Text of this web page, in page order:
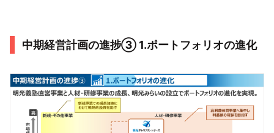
中期経営計画の進捗③ 1.ポートフォリオの進化